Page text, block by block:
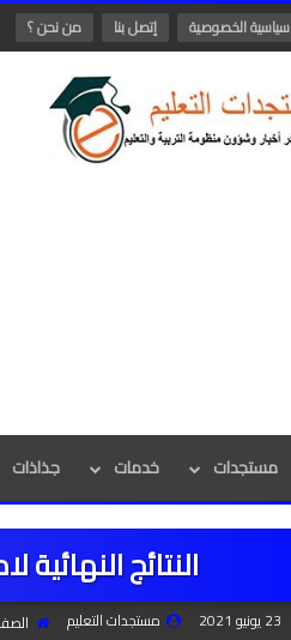
سياسية الخصوصية إتصل بنا من نحن ؟
الرئيسية
مستجدات خدمات جذاذات
​النتائج النهائية
مستجدات التعليم